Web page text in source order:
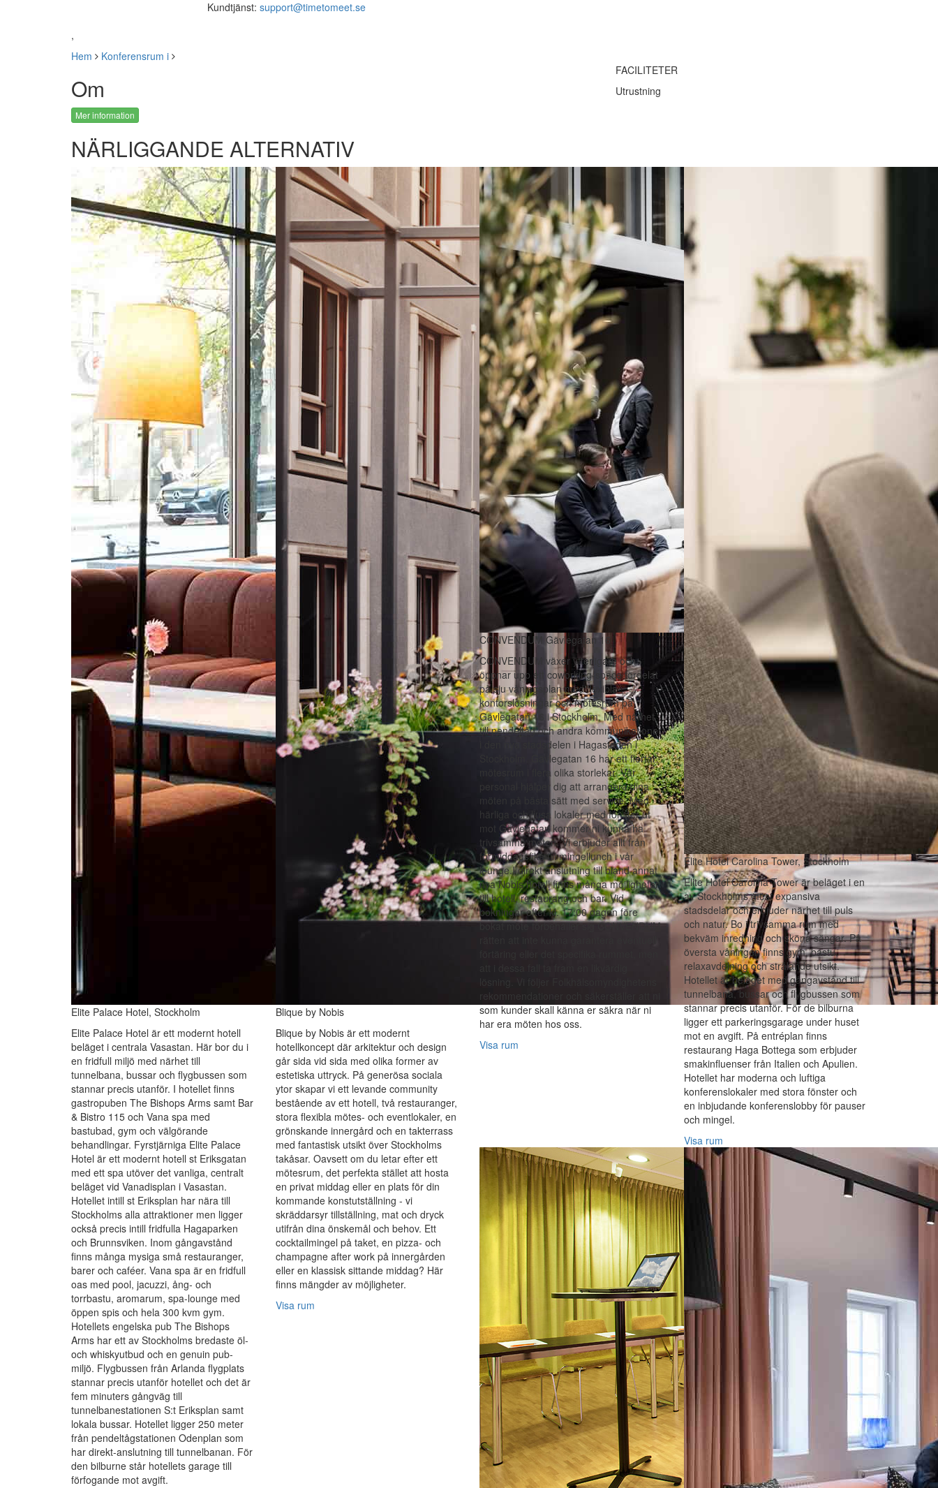
Kundtjänst: support@timetomeet.se
,
Hem
Konferensrum i
Om
Mer information
FACILITETER
Utrustning
NÄRLIGGANDE ALTERNATIV
Elite Palace Hotel, Stockholm
Elite Palace Hotel är ett modernt hotell
beläget i centrala Vasastan. Här bor du i
en fridfull miljö med närhet till
tunnelbana, bussar och flygbussen som
stannar precis utanför. I hotellet finns
gastropuben The Bishops Arms samt Bar
& Bistro 115 och Vana spa med
bastubad, gym och välgörande
behandlingar. Fyrstjärniga Elite Palace
Hotel är ett modernt hotell st Eriksgatan
med ett spa utöver det vanliga, centralt
beläget vid Vanadisplan i Vasastan.
Hotellet intill st Eriksplan har nära till
Stockholms alla attraktioner men ligger
också precis intill fridfulla Hagaparken
och Brunnsviken. Inom gångavstånd
finns många mysiga små restauranger,
barer och caféer. Vana spa är en fridfull
oas med pool, jacuzzi, ång- och
torrbastu, aromarum, spa-lounge med
öppen spis och hela 300 kvm gym.
Hotellets engelska pub The Bishops
Arms har ett av Stockholms bredaste öl-
och whiskyutbud och en genuin pub-
miljö. Flygbussen från Arlanda flygplats
stannar precis utanför hotellet och det är
fem minuters gångväg till
tunnelbanestationen S:t Eriksplan samt
lokala bussar. Hotellet ligger 250 meter
från pendeltågstationen Odenplan som
har direkt-anslutning till tunnelbanan. För
den bilburne står hotellets garage till
förfogande mot avgift.
Blique by Nobis
Blique by Nobis är ett modernt
hotellkoncept där arkitektur och design
går sida vid sida med olika former av
estetiska uttryck. På generösa sociala
ytor skapar vi ett levande community
bestående av ett hotell, två restauranger,
stora flexibla mötes- och eventlokaler, en
grönskande innergård och en takterrass
med fantastisk utsikt över Stockholms
takåsar. Oavsett om du letar efter ett
mötesrum, det perfekta stället att hosta
en privat middag eller en plats för din
kommande konstutställning - vi
skräddarsyr tillställning, mat och dryck
utifrån dina önskemål och behov. Ett
cocktailmingel på taket, en pizza- och
champagne after work på innergården
eller en klassisk sittande middag? Här
finns mängder av möjligheter.
Visa rum
CONVENDUM Gävlegatan 16
CONVENDUM växer ytterligare och
öppnar upp ett coworking-space fördelat
på sju våningsplan med flexibla
kontorslösningar och mötesrum på
Gävlegatan 16 i Stockholm. Med närhet
till pendeltåg och andra kommunikationer
i den nya stadsdelen i Hagastaden i
Stockholm. Gävlegatan 16 har ett flertal
mötesrum i flera olika storlekar. Vår
personal hjälper dig att arrangera dina
möten på bästa sätt med service. Med
härliga och ljusa lokaler med fönster ut
mot Gävlegatan kommer ni kunna ha
trivsamma möten. Vi erbjuder allt från
förmiddagsfika till mingellunch i vår
lounge.I direkt anslutning till bland annat
nya Nobis hotell finns många möjligheter
till hotell, restaurang och bar. Vid
bokningar efter kl. 17:00 dagen före
bokat möte förbehåller sig CONVENDUM
rekommendationer och säkerställer att ni
som kunder skall känna er säkra när ni
har era möten hos oss.
Visa rum
Elite Hotel Carolina Tower, Stockholm
Elite Hotel Carolina Tower är beläget i en
av Stockholms mest expansiva
stadsdelar och erbjuder närhet till puls
och natur. Bo i trivsamma rum med
bekväm inredning och sköna sängar. På
översta våningen finns gym, bastu,
relaxavdelning och strålande utsikt.
Hotellet är beläget med gångavstånd till
tunnelbana, bussar och flygbussen som
stannar precis utanför. För de bilburna
ligger ett parkeringsgarage under huset
mot en avgift. På entréplan finns
restaurang Haga Bottega som erbjuder
smakinfluenser från Italien och Apulien.
Hotellet har moderna och luftiga
konferenslokaler med stora fönster och
en inbjudande konferenslobby för pauser
och mingel.
Visa rum